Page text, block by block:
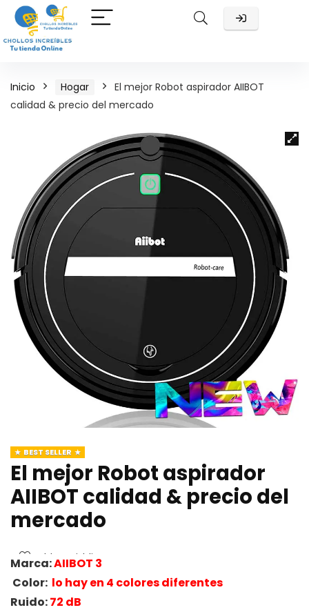
Inicio Hogar
El mejor Robot aspirador AIIBOT
calidad & precio del mercado
BEST SELLER
El mejor Robot aspirador
AIIBOT calidad & precio del
mercado
Add to wishlist
Marca:AIIBOT 3
Color: lo hay en 4 colores diferentes
Ruido:72 dB